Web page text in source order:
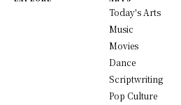
Today's Arts
Music
Movies
Dance
Scriptwriting
Pop Culture